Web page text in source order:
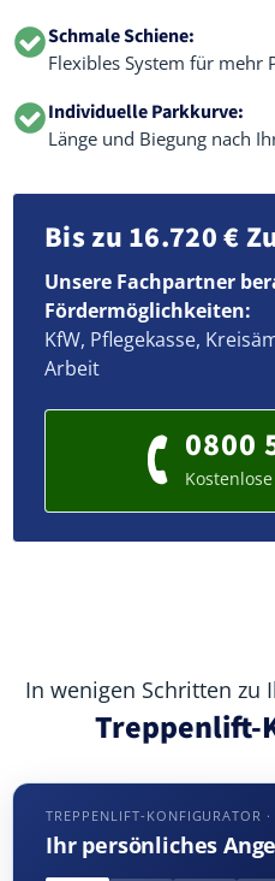
Schmale Schiene:
Flexibles System für mehr
Individuelle Parkkurve:
Länge und Biegung nach
Bis zu 16.720 €
Unsere Fachpartner
Fördermöglichkeiten:
KfW, Pflegekasse,
Arbeit
0800
In wenigen Schritten zu
Treppenlift-
TREPPENLIFT-KONFIGURATOR ·
Ihr persönliches